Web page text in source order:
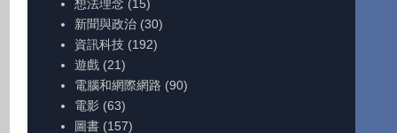
想法理念 (15)
新聞與政治 (30)
資訊科技 (192)
遊戲 (21)
電腦和網際網路 (90)
電影 (63)
圖書 (157)